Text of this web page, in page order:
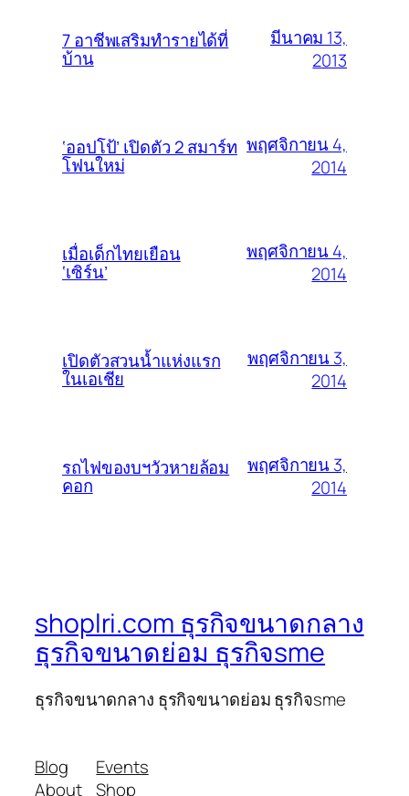
7 อาชีพเสริมทำรายได้ที่
บ้าน
มีนาคม 13,
2013
‘ออปโป้’ เปิดตัว 2 สมาร์ท
โฟนใหม่
พฤศจิกายน 4,
2014
เมื่อเด็กไทยเยือน
‘เซิร์น’
พฤศจิกายน 4,
2014
เปิดตัวสวนน้ำแห่งแรก
ในเอเชีย
พฤศจิกายน 3,
2014
รถไฟของบฯวัวหายล้อม
คอก
พฤศจิกายน 3,
2014
shoplri.com ธุรกิจขนาดกลาง
ธุรกิจขนาดย่อม ธุรกิจsme
ธุรกิจขนาดกลาง ธุรกิจขนาดย่อม ธุรกิจsme
Blog
About
Events
Shop